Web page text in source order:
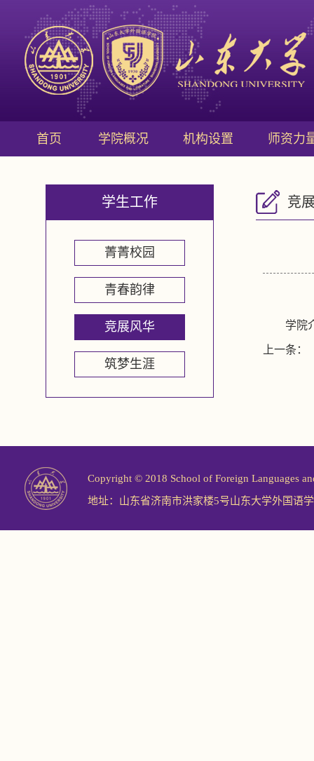
首页 学院概况 机构设置 师资力
学生工作
菁菁校园
青春韵律
竞展风华
筑梦生涯
竞
学院
上一条：
Copyright © 2018 School of Foreign Languages
地址：山东省济南市洪家楼5号山东大学外国语